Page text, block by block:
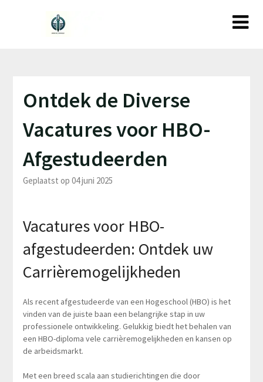
Ontdek de Diverse
Vacatures voor HBO-
Afgestudeerden
Geplaatst op 04 juni 2025
Vacatures voor HBO-
afgestudeerden: Ontdek uw
Carrièremogelijkheden
Als recent afgestudeerde van een Hogeschool (HBO) is het
vinden van de juiste baan een belangrijke stap in uw
professionele ontwikkeling. Gelukkig biedt het behalen van
een HBO-diploma vele carrièremogelijkheden en kansen op
de arbeidsmarkt.
Met een breed scala aan studierichtingen die door